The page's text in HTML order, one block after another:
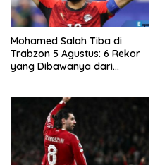
Mohamed Salah Tiba di
Trabzon 5 Agustus: 6 Rekor
yang Dibawanya dari